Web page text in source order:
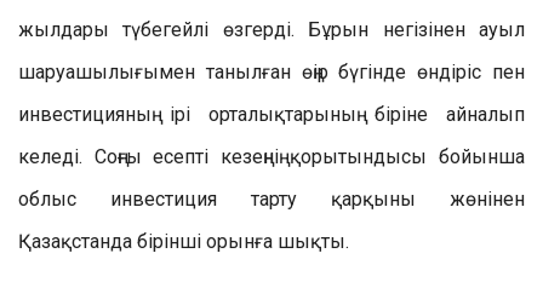
жылдары түбегейлі өзгерді. Бұрын негізінен ауыл
шаруашылығымен танылған өңір бүгінде өндіріс пен
инвестицияның ірі орталықтарының біріне айналып
келеді. Соңғы есепті кезеңнің қорытындысы бойынша
облыс инвестиция тарту қарқыны жөнінен
Қазақстанда бірінші орынға шықты.